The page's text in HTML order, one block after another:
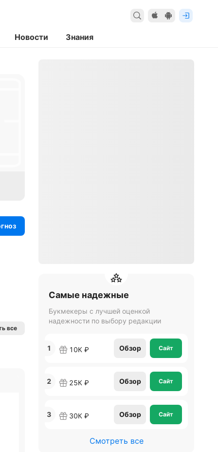
Новости Знания
все
Самые надежные
Букмекеры с лучшей оценкой
надежности по выбору редакции
1 10К ₽ Обзор Сайт
2 25К ₽ Обзор Сайт
3 30К ₽ Обзор Сайт
Смотреть все